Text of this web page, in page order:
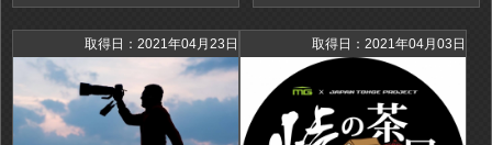
取得日：2021年04月23日 取得日：2021年04月03日